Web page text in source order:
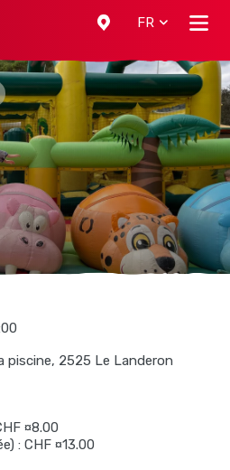
FR
piscine, 2525 Le Landeron
¤8.00
: CHF ¤13.00